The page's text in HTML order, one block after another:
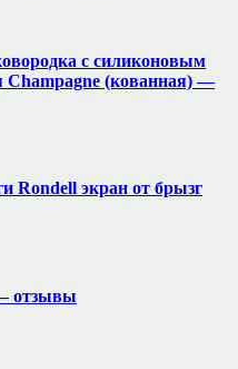
с силиконовым
Champagne (кованная) —
Rondell экран от брызг
отзывы